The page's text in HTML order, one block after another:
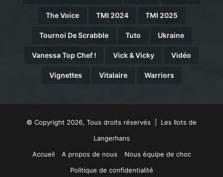
The Voice TMI 2024 TMI 2025
Tournoi De Scrabble Tuto Ukraine
Vanessa Top Chef ! Vick & Vicky Vidéo
Vignettes Vitalaire Warriors
© Copyright 2026, Tous droits réservés | Les Ilots de
Langerhans
Accueil
A propos de nous
Nous équipe de choc
Politique de confidentialité